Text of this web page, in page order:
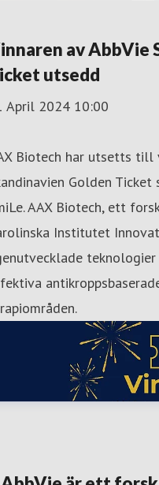
av AbbVie
utsedd
April 2024 10:00
Biotech har utsetts till
Golden
AAX Biotech, ett
Institutet